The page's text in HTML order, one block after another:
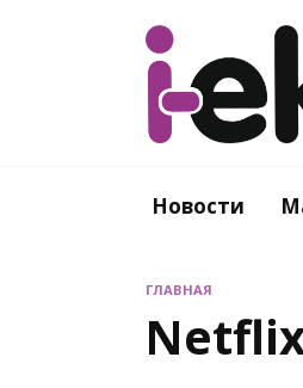
Новости
ГЛАВНАЯ